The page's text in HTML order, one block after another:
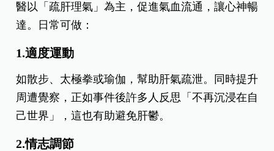
醫以「疏肝理氣」為主，促進氣血流通，讓心神暢
達。
日常可做：
1.適度運動
如散步、太極拳或瑜伽，幫助肝氣疏泄。同時提升
周遭覺察，正如事件後許多人反思「不再沉浸在自
己世界」，這也有助避免肝鬱。
2.情志調節